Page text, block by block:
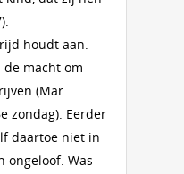
houdt aan.
macht om
(Mar.
zondag). Eerder
daartoe niet in
ongeloof. Was